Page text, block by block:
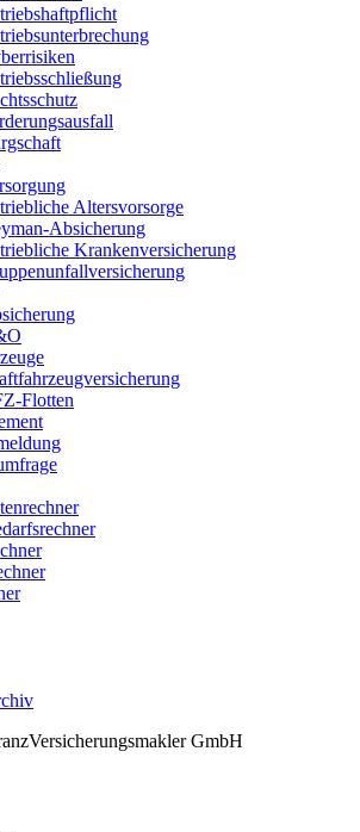
Altersvorsorge
Absicherung
Krankenversicherung
Flotten
Versicherungsmakler GmbH